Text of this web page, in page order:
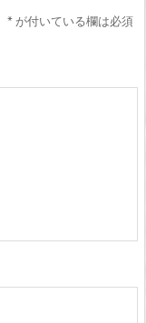
* が付いている欄は必須